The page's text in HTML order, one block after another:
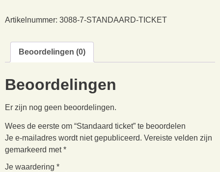
Artikelnummer: 3088-7-STANDAARD-TICKET
Beoordelingen (0)
Beoordelingen
Er zijn nog geen beoordelingen.
Wees de eerste om “Standaard ticket” te beoordelen
Je e-mailadres wordt niet gepubliceerd. Vereiste velden zijn
gemarkeerd met*
Je waardering *